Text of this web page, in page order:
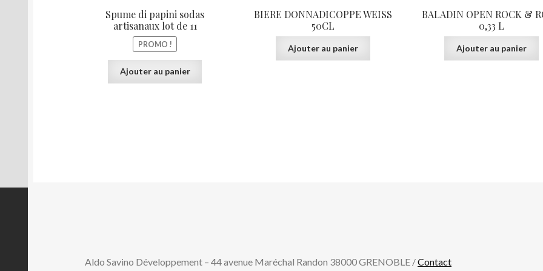
Spume di papini sodas
artisanaux lot de 11
PROMO !
initial
était :
Ajouter au panier
BIERE DONNADICOPPE WEISS
50CL
Ajouter au panier
BALADIN OPEN ROCK &
0,33 L
Ajouter au panier
Aldo Savino Développement – 44 avenue Maréchal Randon 38000 GRENOBLE /Contact